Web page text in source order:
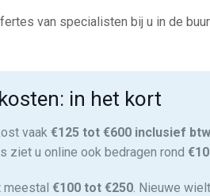
van specialisten bij u in de
in het kort
vaak €125 tot €600 inclusief btw
ziet u online ook bedragen rond
meestal €100 tot €250. Nieuwe